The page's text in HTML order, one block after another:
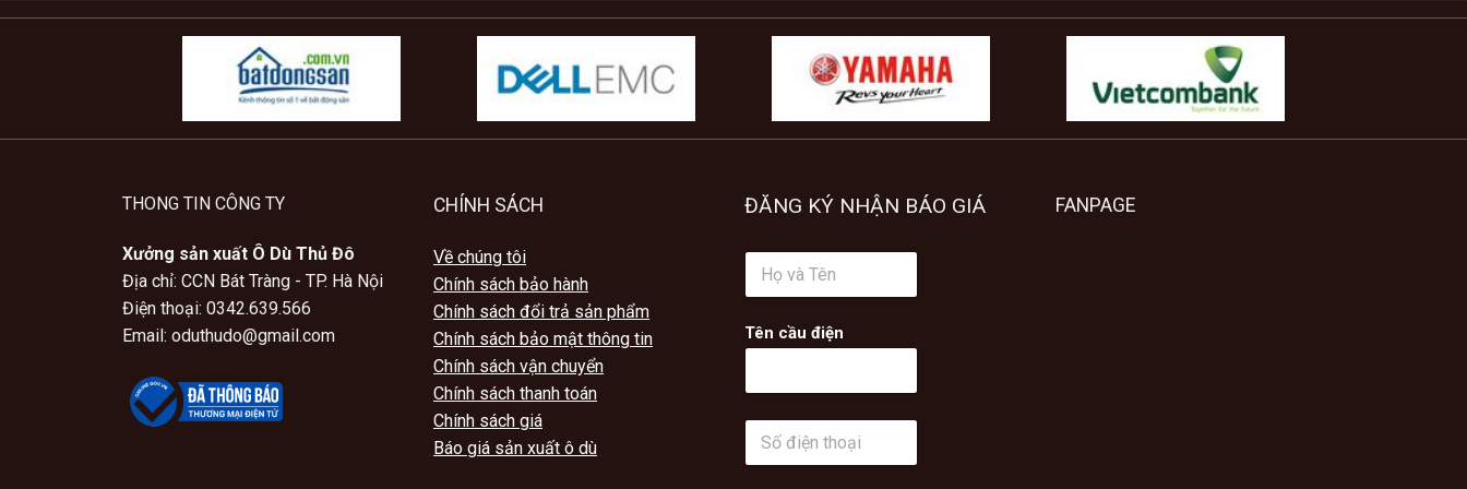
THONG TIN CÔNG TY
Xưởng sản xuất Ô Dù Thủ Đô
Địa chỉ: CCN Bát Tràng - TP. Hà Nội
Điện thoại: 0342.639.566
Email: oduthudo@gmail.com
CHÍNH SÁCH
Về chúng tôi
Chính sách bảo hành
Chính sách đổi trả sản phẩm
Chính sách bảo mật thông tin
Chính sách vận chuyển
Chính sách thanh toán
Chính sách giá
Báo giá sản xuất ô dù
ĐĂNG KÝ NHẬN BÁO GIÁ
H
v
T
Tên cầu điện
S
đ
FANPAGE